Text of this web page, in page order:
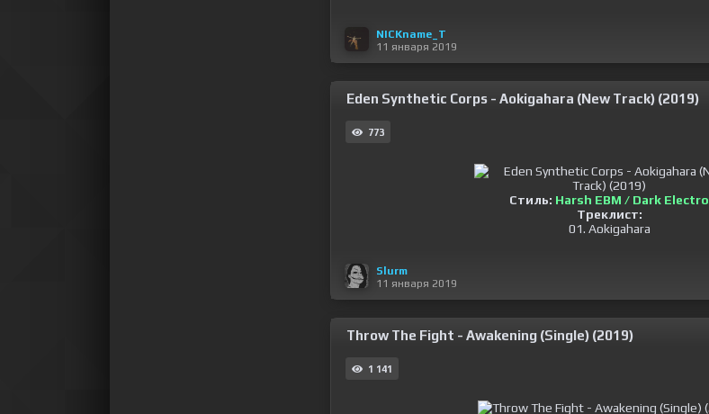
NICKname_T
11 января 2019
Eden Synthetic Corps - Aokigahara (New Track) (2019)
773
Стиль: Harsh EBM / Dark Electro
Треклист:
01. Aokigahara
Slurm
11 января 2019
Throw The Fight - Awakening (Single) (2019)
1 141